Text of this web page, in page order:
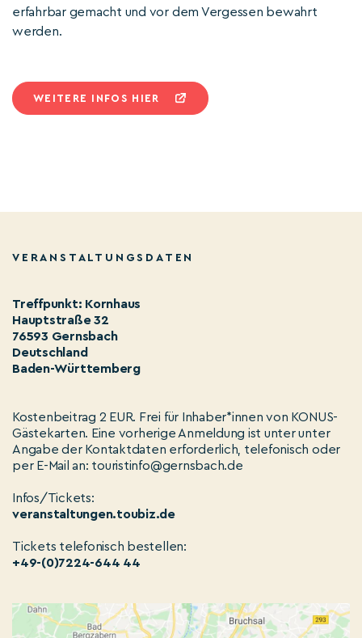
erfahrbar gemacht und vor dem Vergessen bewahrt
werden.
WEITERE INFOS HIER
VERANSTALTUNGSDATEN
Treffpunkt: Kornhaus
Hauptstraße 32
76593 Gernsbach
Deutschland
Baden-Württemberg
Kostenbeitrag 2 EUR. Frei für Inhaber*innen von KONUS-
Gästekarten. Eine vorherige Anmeldung ist unter unter
Angabe der Kontaktdaten erforderlich, telefonisch oder
per E-Mail an: touristinfo@gernsbach.de
Infos/Tickets:
veranstaltungen.toubiz.de
Tickets telefonisch bestellen:
+49-(0)7224-644 44